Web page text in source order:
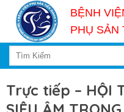
content
BỆNH
PHỤ SẢN
Trực tiếp – HỘI